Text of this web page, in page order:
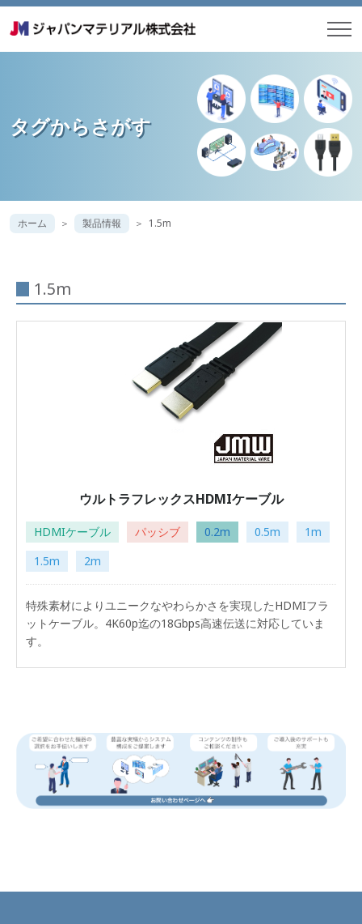
タグからさがす
ホーム 製品情報 1.5m
1.5m
ウルトラフレックスHDMIケーブル
HDMIケーブル パッシブ 0.2m 0.5m
1m
1.5m
2m
特殊素材によりユニークなやわらかさを実現したHDMIフラ
ットケーブル。4K60p迄の18Gbps高速伝送に対応していま
す。